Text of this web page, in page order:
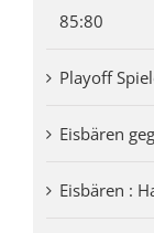
85:80
Playoff
Eisbären
Eisbären :